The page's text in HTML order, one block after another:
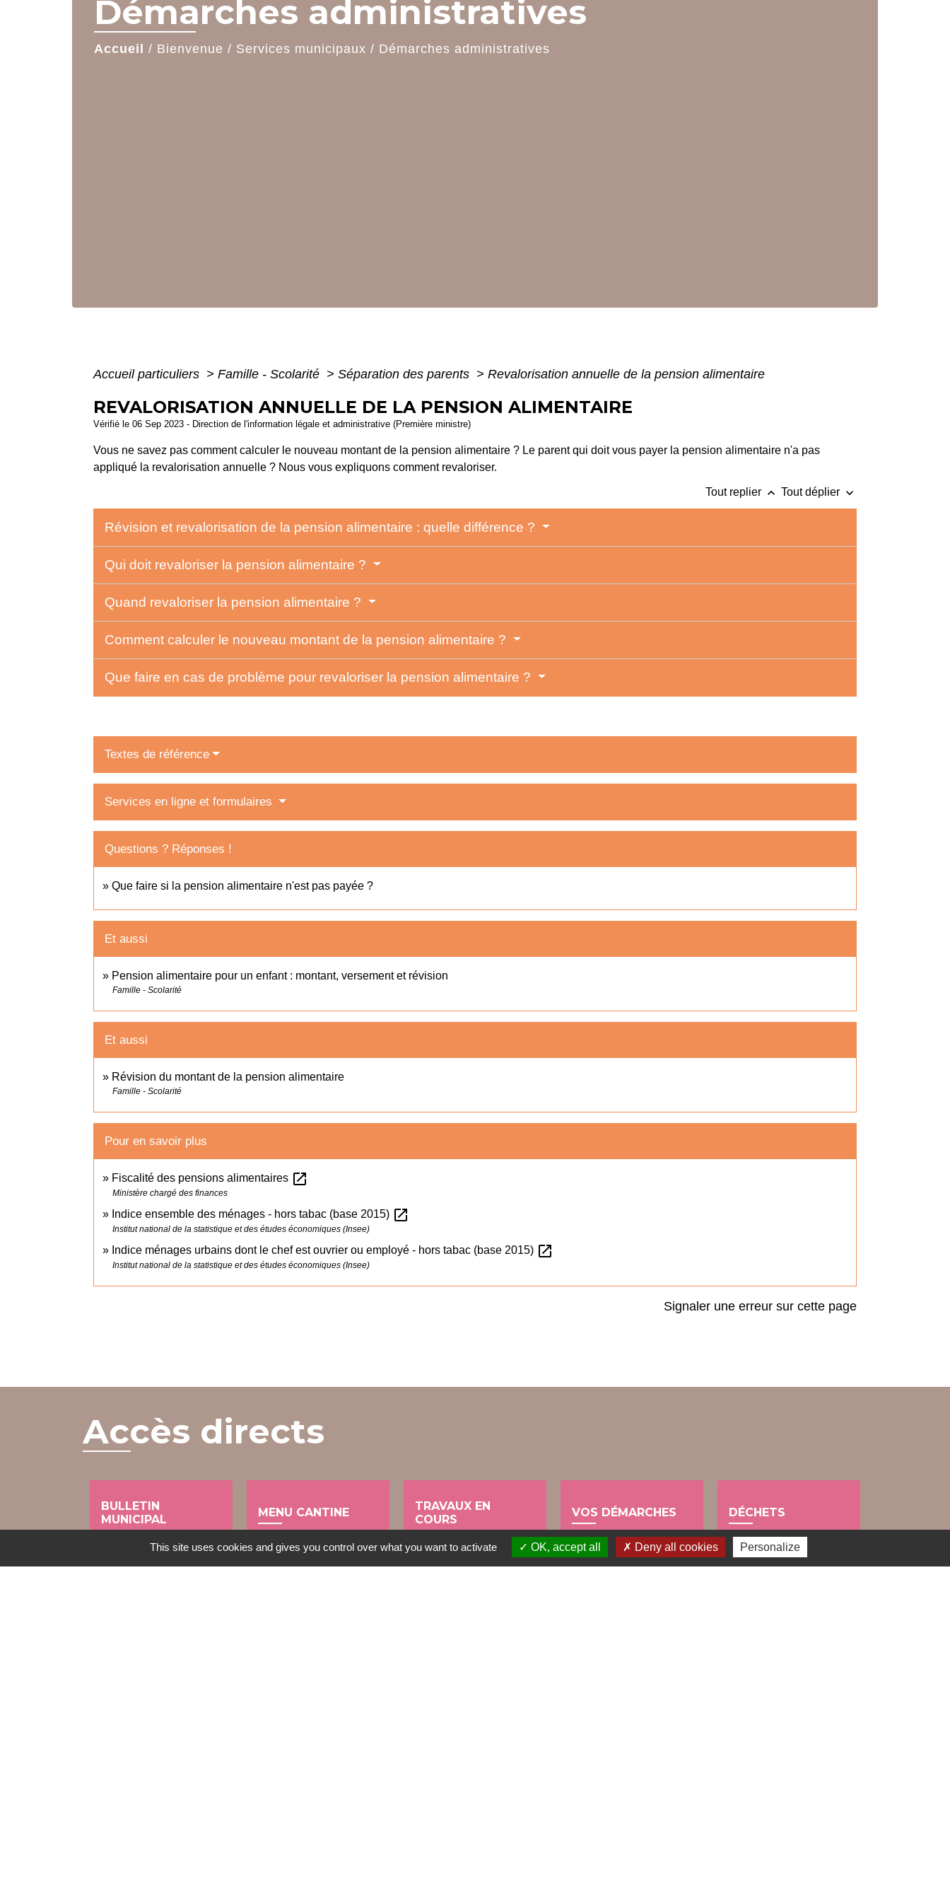
Démarches administratives
Accueil / Bienvenue / Services municipaux / Démarches administratives
Accueil particuliers > Famille - Scolarité > Séparation des parents > Revalorisation annuelle de la pension alimentaire
REVALORISATION ANNUELLE DE LA PENSION ALIMENTAIRE
Vérifié le 06 Sep 2023 - Direction de l'information légale et administrative (Première ministre)
Vous ne savez pas comment calculer le nouveau montant de la pension alimentaire ? Le parent qui doit vous payer la pension alimentaire n'a pas
appliqué la revalorisation annuelle ? Nous vous expliquons comment revaloriser.
Tout replier keyboard_arrow_up Tout déplier keyboard_arrow_down
Révision et revalorisation de la pension alimentaire : quelle différence ?
Qui doit revaloriser la pension alimentaire ?
Quand revaloriser la pension alimentaire ?
Comment calculer le nouveau montant de la pension alimentaire ?
Que faire en cas de problème pour revaloriser la pension alimentaire ?
Textes de référence
Services en ligne et formulaires
Questions ? Réponses !
Que faire si la pension alimentaire n'est pas payée ?
Et aussi
Pension alimentaire pour un enfant : montant, versement et révision
Famille - Scolarité
Et aussi
Révision du montant de la pension alimentaire
Famille - Scolarité
Pour en savoir plus
Fiscalité des pensions alimentaires open_in_new
Ministère chargé des finances
Indice ensemble des ménages - hors tabac (base 2015) open_in_new
Institut national de la statistique et des études économiques (Insee)
Indice ménages urbains dont le chef est ouvrier ou employé - hors tabac (base 2015) open_in_new
Institut national de la statistique et des études économiques (Insee)
Signaler une erreur sur cette page
Accès directs
BULLETIN
MUNICIPAL
MENU CANTINE
local_dining
TRAVAUX EN
COURS
build
VOS DÉMARCHES
account_balance
DÉCHETS
public
This site uses cookies and gives you control over what you want to activate OK, accept all Deny all cookies Personalize